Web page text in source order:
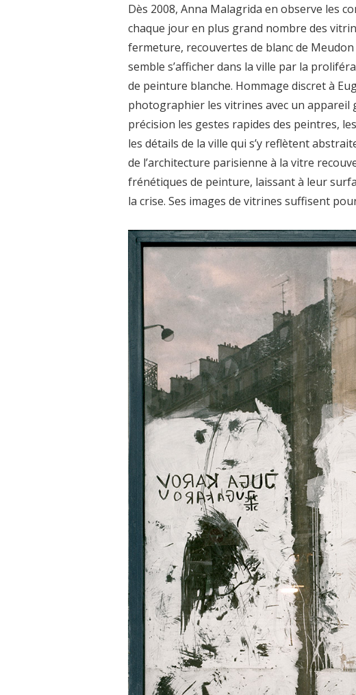
Dès 2008, Anna Malagrida en observe les
chaque jour en plus grand nombre des
fermeture, recouvertes de blanc de Meudon
semble s’afficher dans la ville par la
de peinture blanche. Hommage discret à
photographier les vitrines avec un
précision les gestes rapides des peintres,
les détails de la ville qui s’y reflètent
de l’architecture parisienne à la vitre
frénétiques de peinture, laissant à leur
la crise. Ses images de vitrines suffisent